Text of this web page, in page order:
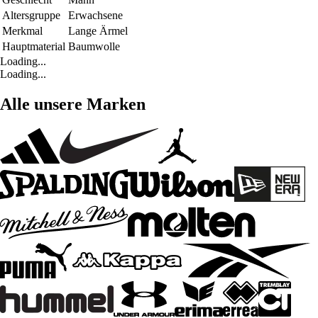
Altersgruppe
Erwachsene
Merkmal
Lange Ärmel
Hauptmaterial Baumwolle
Loading...
Loading...
Alle unsere Marken